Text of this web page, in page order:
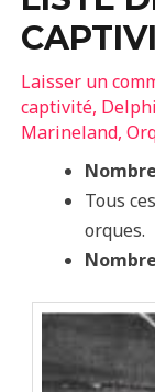
Laisser un
captivité,
Marineland,
Tous
orques.